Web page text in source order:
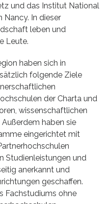
und das Institut National
Nancy. In dieser
leben und
Leute.
haben sich in
folgende Ziele
der Charta und
wissenschaftlichen
haben sie
eingerichtet mit
Studienleistungen und
anerkannt und
geschaffen.
Fachstudiums ohne